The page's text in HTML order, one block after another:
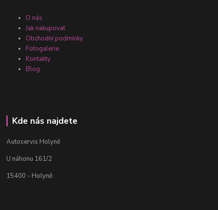
O nás
Jak nakupovat
Obchodní podmínky
Fotogalerie
Kontakty
Blog
Kde nás najdete
Autoservis Holyně
U náhonu 161/2
15400 - Holyně